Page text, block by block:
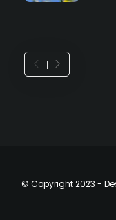
© Copyright 2023 -